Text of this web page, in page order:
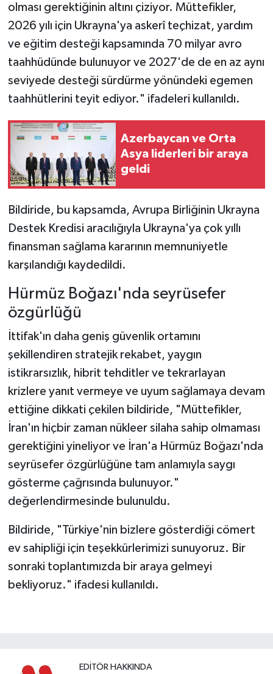
olması gerektiğinin altını çiziyor. Müttefikler,
2026 yılı için Ukrayna'ya askerî teçhizat, yardım
ve eğitim desteği kapsamında 70 milyar avro
taahhüdünde bulunuyor ve 2027'de de en az aynı
seviyede desteği sürdürme yönündeki egemen
taahhütlerini teyit ediyor." ifadeleri kullanıldı.
Azerbaycan ve Orta
Asya liderleri bir araya
geldi
Bildiride, bu kapsamda, Avrupa Birliğinin Ukrayna
Destek Kredisi aracılığıyla Ukrayna'ya çok yıllı
finansman sağlama kararının memnuniyetle
karşılandığı kaydedildi.
Hürmüz Boğazı'nda seyrüsefer
özgürlüğü
İttifak'ın daha geniş güvenlik ortamını
şekillendiren stratejik rekabet, yaygın
istikrarsızlık, hibrit tehditler ve tekrarlayan
krizlere yanıt vermeye ve uyum sağlamaya devam
ettiğine dikkati çekilen bildiride, "Müttefikler,
İran'ın hiçbir zaman nükleer silaha sahip olmaması
gerektiğini yineliyor ve İran'a Hürmüz Boğazı'nda
seyrüsefer özgürlüğüne tam anlamıyla saygı
gösterme çağrısında bulunuyor."
değerlendirmesinde bulunuldu.
Bildiride, "Türkiye'nin bizlere gösterdiği cömert
ev sahipliği için teşekkürlerimizi sunuyoruz. Bir
sonraki toplantımızda bir araya gelmeyi
bekliyoruz." ifadesi kullanıldı.
EDITÖR HAKKINDA